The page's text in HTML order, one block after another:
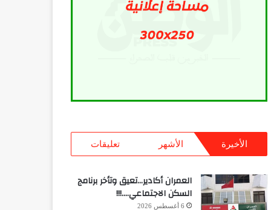
الأخيرة الأشهر تعليقات
العمران أكادير…تعيق وتأخر برنامج
السكن الاجتماعي….!!!
6 أغسطس 2026